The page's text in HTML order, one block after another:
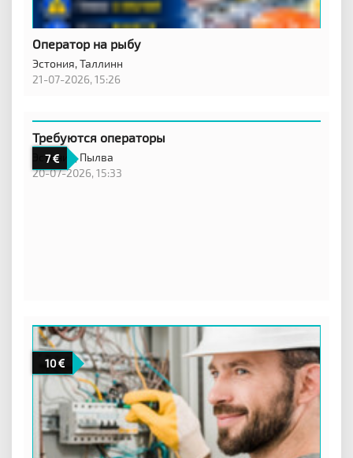
Оператор на рыбу
Эстония,Таллинн
21-07-2026, 15:26
7
Требуются операторы
Эстония,Пылва
20-07-2026, 15:33
10